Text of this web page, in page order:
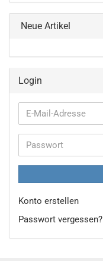
Neue Artikel
Login
E-
Mail-
Passwort
Konto erstellen
Passwort vergessen?